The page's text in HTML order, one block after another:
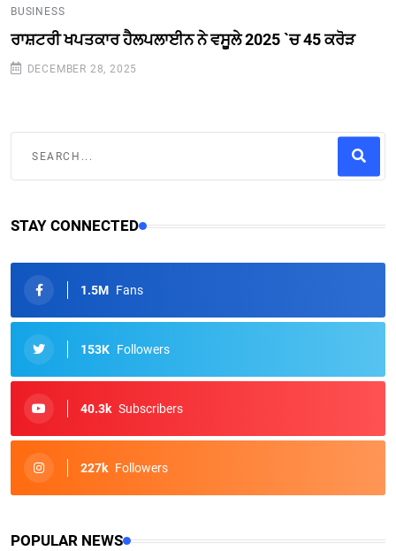
BUSINESS
ਰਾਸ਼ਟਰੀ ਖਪਤਕਾਰ ਹੈਲਪਲਾਈਨ ਨੇ ਵਸੂਲੇ 2025 `ਚ 45 ਕਰੋੜ
DECEMBER 28, 2025
STAY CONNECTED
1.5M Fans
153K Followers
40.3k Subscribers
227k Followers
POPULAR NEWS